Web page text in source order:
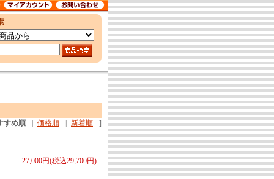
すめ順 価格順 新着順
]
27,000円(税込29,700円)